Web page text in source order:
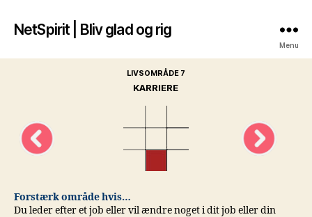
NetSpirit | Bliv glad og rig
Menu
LIVSOMRÅDE 7
KARRIERE
Forstærk område hvis…
Du leder efter et job eller vil ændre noget i dit job eller din